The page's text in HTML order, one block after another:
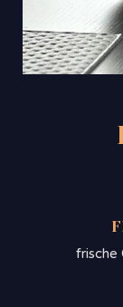
frische